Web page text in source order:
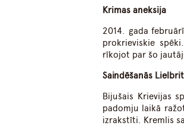
Krimas aneksija
2014. gada
prokrieviskie
rīkojot par šo
Saindēšanās
Bijušais Krievijas
padomju laikā
izrakstīti. Kremlis